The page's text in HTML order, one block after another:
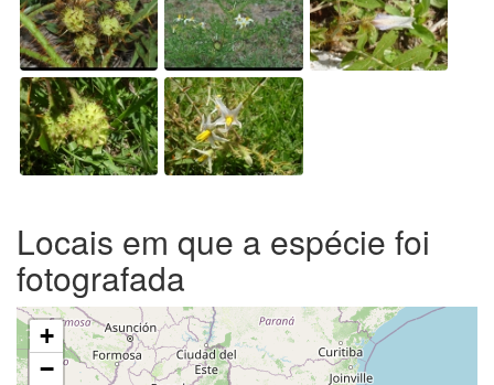
Locais em que a espécie foi
fotografada
+
−